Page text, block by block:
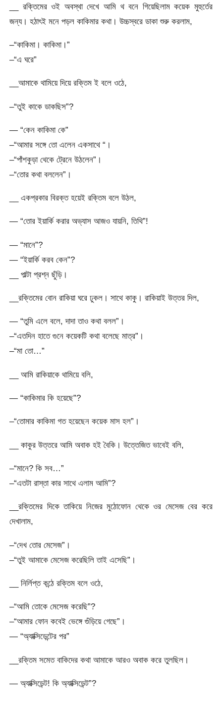
__ রক্তিমের ওই অবস্থা দেখে আমি থ বনে গিয়েছিলাম কয়েক মুহুর্তের
জন্য। হঠাৎই মনে পড়ল কাকিমার কথা। উচ্চস্বরে ডাকা শুরু করলাম,
–“কাকিমা। কাকিমা।”
–“এ ঘরে”
__আমাকে থামিয়ে দিয়ে রক্তিম ই বলে ওঠে,
–“তুই কাকে ডাকছিস”?
— “কেন কাকিমা কে”
–“আমার সঙ্গে তো এলেন একসাথে “।
–“পাঁশকুড়া থেকে ট্রেনে উঠলেন”।
–“তোর কথা বললেন”।
__ একপ্রকার বিরক্ত হয়েই রক্তিম বলে উঠল,
— “তোর ইয়ার্কি করার অভ্যাস আজও যায়নি, তিথি”!
— “মানে”?
— “ইয়ার্কি করব কেন”?
__ পাল্টা প্রশ্ন ছুঁড়ি।
__রক্তিমের বোন রাকিয়া ঘরে ঢুকল। সাথে কাকু। রাকিয়াই উত্তর দিল,
— “তুমি এলে বলে, দাদা তাও কথা বলল”।
–“এতদিন হাতে গুনে কয়েকটি কথা বলেছে মাত্র”।
–“মা তো…”
__ আমি রাকিয়াকে থামিয়ে বলি,
— “কাকিমার কি হয়েছে”?
–“তোমার কাকিমা গত হয়েছেন কয়েক মাস হল”।
__ কাকুর উত্তরে আমি অবাক হই বৈকি। উত্তেজিত ভাবেই বলি,
–“মানে? কি সব…”
–“এতটা রাস্তা কার সাথে এলাম আমি”?
__রক্তিমের দিকে তাকিয়ে নিজের মুঠোফোন থেকে ওর মেসেজ বের করে
দেখালাম,
–“দেখ তোর মেসেজ”।
–“তুই আমাকে মেসেজ করেছিলি তাই এসেছি”।
__ নির্লিপ্ত কন্ঠে রক্তিম বলে ওঠে,
–“আমি তোকে মেসেজ করেছি”?
–“আমার ফোন কবেই ভেঙ্গে গুঁড়িয়ে গেছে”।
— “অ্যাক্সিডেন্টের পর”
__রক্তিম সমেত বাকিদের কথা আমাকে আরও অবাক করে তুলছিল।
— অ্যাক্সিডেন্ট! কি অ্যাক্সিডেন্ট”?